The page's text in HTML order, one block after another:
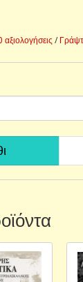
αξιολογήσεις /